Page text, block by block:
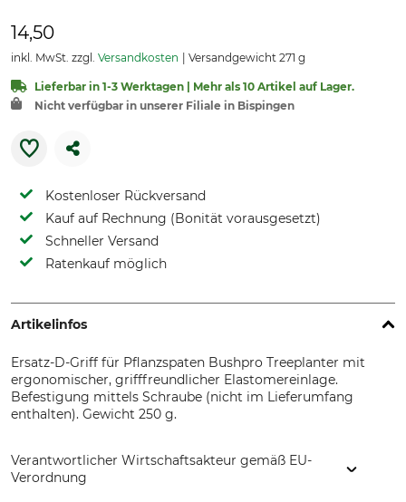
14,50
inkl. MwSt. zzgl. Versandkosten Versandgewicht 271 g
Lieferbar in 1-3 Werktagen | Mehr als 10 Artikel auf Lager.
Nicht verfügbar in unserer Filiale in Bispingen
Kostenloser Rückversand
Kauf auf Rechnung (Bonität vorausgesetzt)
Schneller Versand
Ratenkauf möglich
Artikelinfos
Ersatz-D-Griff für Pflanzspaten Bushpro Treeplanter mit
ergonomischer, grifffreundlicher Elastomereinlage.
Befestigung mittels Schraube (nicht im Lieferumfang
enthalten). Gewicht 250 g.
Verantwortlicher Wirtschaftsakteur gemäß EU-
Verordnung